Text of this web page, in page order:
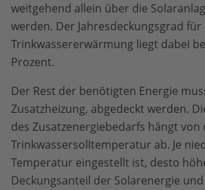
weitgehend allein über die
werden. Der Jahresdeckungsgrad für
Trinkwassererwärmung liegt dabei
Prozent.
Der Rest der benötigten Energie
Zusatzheizung, abgedeckt werden.
des Zusatzenergiebedarfs hängt
Trinkwassersolltemperatur ab. Je
Temperatur eingestellt ist, desto
Deckungsanteil der Solarenergie